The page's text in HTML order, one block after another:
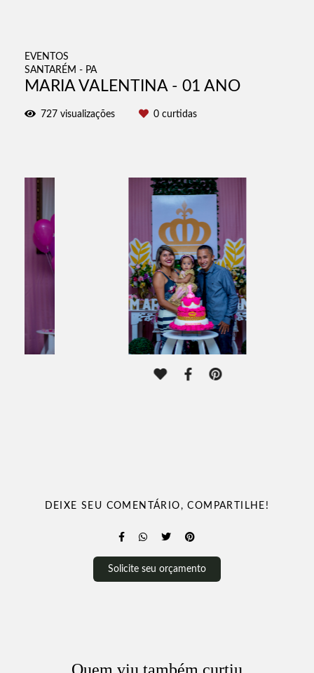
EVENTOS
SANTARÉM - PA
MARIA VALENTINA - 01 ANO
727 visualizações 0 curtidas
DEIXE SEU COMENTÁRIO, COMPARTILHE!
Solicite seu orçamento
Quem viu também curtiu